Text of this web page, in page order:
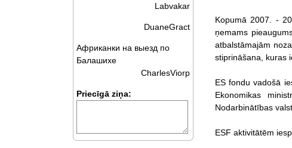
Kopumā 2007. -
ņemams
atbalstāmajām
stiprināšana, kuras
ES fondu vadošā
Ekonomikas
Nodarbinātības
ESF aktivitātēm
Labvakar
DuaneGract
Африканки на выезд по
Балашихе
CharlesViorp
Priecīgā ziņa: